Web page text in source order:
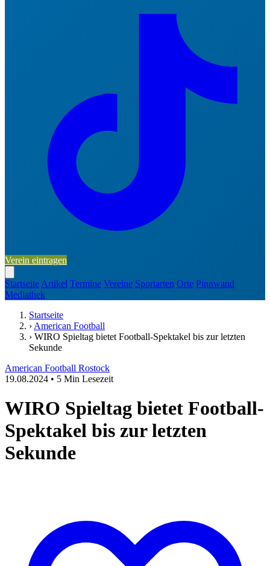
Verein eintragen
Startseite Artikel Termine Vereine Sportarten Orte Pinnwand
Mediathek
Startseite
› American Football
› WIRO Spieltag bietet Football-Spektakel bis zur letzten
Sekunde
American Football Rostock
19.08.2024 • 5 Min Lesezeit
WIRO Spieltag bietet Football-
Spektakel bis zur letzten
Sekunde